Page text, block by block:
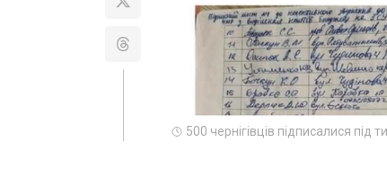
500 чернігівців підписалися